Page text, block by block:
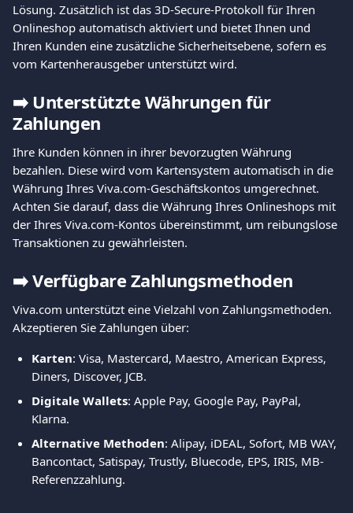
Lösung. Zusätzlich ist das 3D-Secure-Protokoll für Ihren
Onlineshop automatisch aktiviert und bietet Ihnen und
Ihren Kunden eine zusätzliche Sicherheitsebene, sofern es
vom Kartenherausgeber unterstützt wird.
➡️ Unterstützte Währungen für
Zahlungen
Ihre Kunden können in ihrer bevorzugten Währung
bezahlen. Diese wird vom Kartensystem automatisch in die
Währung Ihres Viva.com-Geschäftskontos umgerechnet.
Achten Sie darauf, dass die Währung Ihres Onlineshops mit
der Ihres Viva.com-Kontos übereinstimmt, um reibungslose
Transaktionen zu gewährleisten.
➡️Verfügbare Zahlungsmethoden
Viva.com unterstützt eine Vielzahl von Zahlungsmethoden.
Akzeptieren Sie Zahlungen über:
Karten: Visa, Mastercard, Maestro, American Express,
Diners, Discover, JCB.
Digitale Wallets: Apple Pay, Google Pay, PayPal,
Klarna.
Alternative Methoden: Alipay, iDEAL, Sofort, MB WAY,
Bancontact, Satispay, Trustly, Bluecode, EPS, IRIS, MB-
Referenzzahlung.